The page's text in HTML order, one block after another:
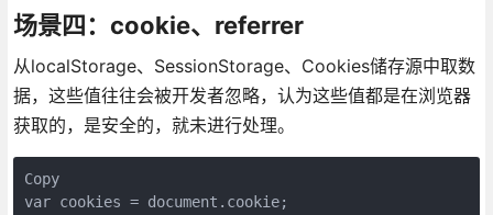
场景四：cookie、referrer
从localStorage、SessionStorage、Cookies储存源中取数
据，这些值往往会被开发者忽略，认为这些值都是在浏览器
获取的，是安全的，就未进行处理。
Copy
var cookies = document.cookie;